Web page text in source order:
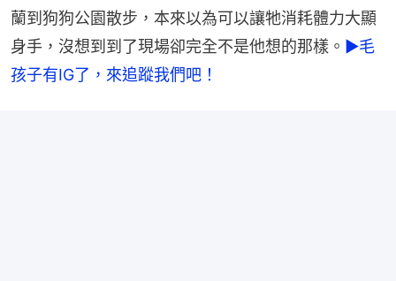
蘭到狗狗公園散步，本來以為可以讓牠消耗體力大顯
身手，沒想到到了現場卻完全不是他想的那樣。 ►毛
孩子有IG了，來追蹤我們吧！